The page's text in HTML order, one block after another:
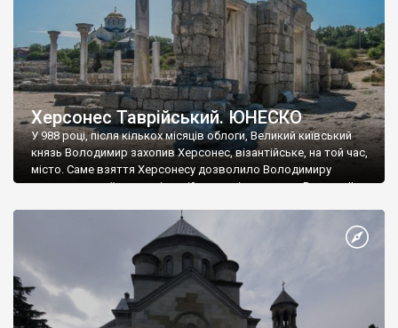
Херсонес Таврійський. ЮНЕСКО
У 988 році, після кількох місяців облоги, Великий київський
князь Володимир захопив Херсонес, візантійське, на той час,
місто. Саме взяття Херсонесу дозволило Володимиру
диктувати свої умови візантійському імператору Василю ІІ, та
Херсонесі Володимир-язичник, став Василем-християнином.
А потім було Хрещення Русі. На честь Херсонесу Таврійського